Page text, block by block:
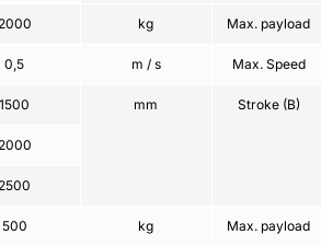
Max. payload
kg
Max. Speed
m / s
0,5
Stroke (B)
mm
1500
Max. payload
kg
500